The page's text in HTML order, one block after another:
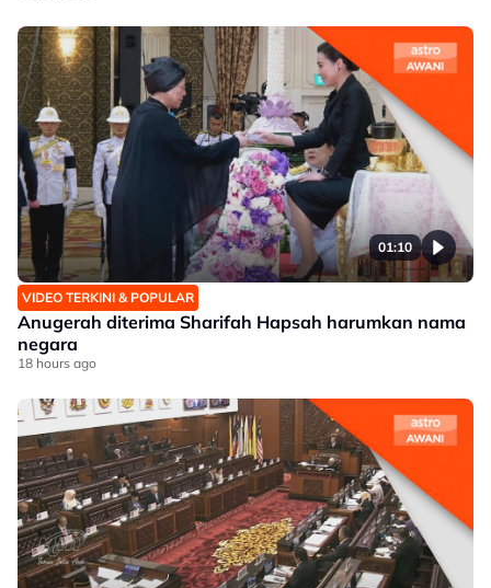
01:10
VIDEO TERKINI & POPULAR
Anugerah diterima Sharifah Hapsah harumkan nama
negara
18 hours ago